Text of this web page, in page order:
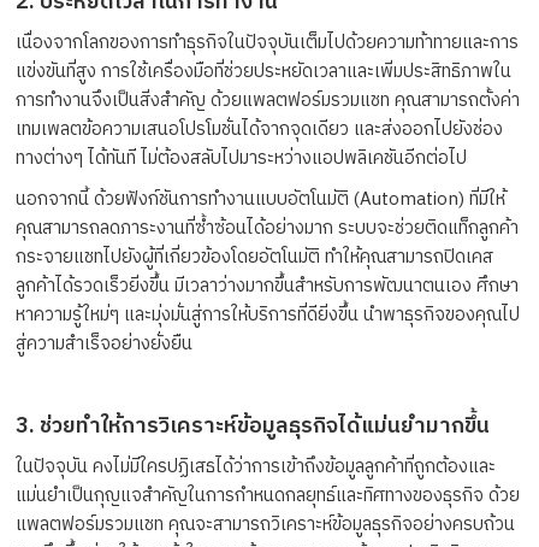
เนื่องจากโลกของการทำธุรกิจในปัจจุบันเต็มไปด้วยความท้าทายและการ
แข่งขันที่สูง การใช้เครื่องมือที่ช่วยประหยัดเวลาและเพิ่มประสิทธิภาพใน
การทำงานจึงเป็นสิ่งสำคัญ ด้วยแพลตฟอร์มรวมแชท คุณสามารถตั้งค่า
เทมเพลตข้อความเสนอโปรโมชั่นได้จากจุดเดียว และส่งออกไปยังช่อง
ทางต่างๆ ได้ทันที ไม่ต้องสลับไปมาระหว่างแอปพลิเคชันอีกต่อไป
นอกจากนี้ ด้วยฟังก์ชันการทำงานแบบอัตโนมัติ (Automation) ที่มีให้
คุณสามารถลดภาระงานที่ซ้ำซ้อนได้อย่างมาก ระบบจะช่วยติดแท็กลูกค้า
กระจายแชทไปยังผู้ที่เกี่ยวข้องโดยอัตโนมัติ ทำให้คุณสามารถปิดเคส
ลูกค้าได้รวดเร็วยิ่งขึ้น มีเวลาว่างมากขึ้นสำหรับการพัฒนาตนเอง ศึกษา
หาความรู้ใหม่ๆ และมุ่งมั่นสู่การให้บริการที่ดียิ่งขึ้น นำพาธุรกิจของคุณไป
สู่ความสำเร็จอย่างยั่งยืน
3. ช่วยทำให้การวิเคราะห์ข้อมูลธุรกิจได้แม่นยำมากขึ้น
ในปัจจุบัน คงไม่มีใครปฏิเสธได้ว่าการเข้าถึงข้อมูลลูกค้าที่ถูกต้องและ
แม่นยำเป็นกุญแจสำคัญในการกำหนดกลยุทธ์และทิศทางของธุรกิจ ด้วย
แพลตฟอร์มรวมแชท คุณจะสามารถวิเคราะห์ข้อมูลธุรกิจอย่างครบถ้วน